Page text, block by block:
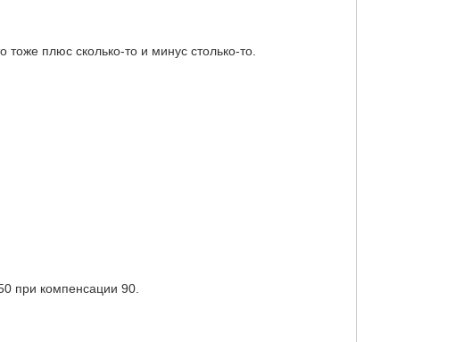
тоже плюс сколько-то и минус столько-то.
при компенсации 90.